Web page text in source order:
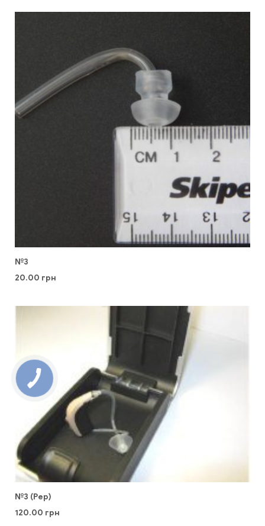
№3
20.00 грн
№3 (Pep)
120.00 грн